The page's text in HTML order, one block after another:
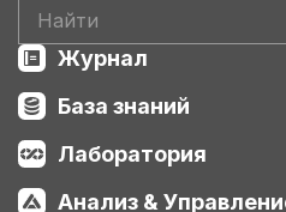
Журнал
База знаний
Лаборатория
Анализ &